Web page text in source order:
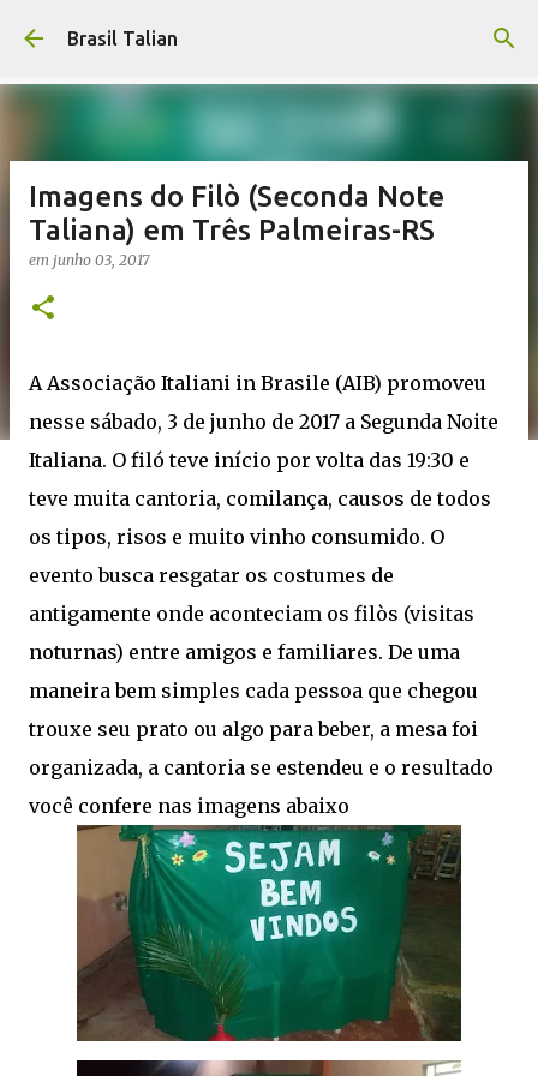
Pular para o conteúdo principal
Brasil Talian
Imagens do Filò (Seconda Note
Taliana) em Três Palmeiras-RS
em junho 03, 2017
A Associação Italiani in Brasile (AIB) promoveu
nesse sábado, 3 de junho de 2017 a Segunda Noite
Italiana. O filó teve início por volta das 19:30 e
teve muita cantoria, comilança, causos de todos
os tipos, risos e muito vinho consumido. O
evento busca resgatar os costumes de
antigamente onde aconteciam os filòs (visitas
noturnas) entre amigos e familiares. De uma
maneira bem simples cada pessoa que chegou
trouxe seu prato ou algo para beber, a mesa foi
organizada, a cantoria se estendeu e o resultado
você confere nas imagens abaixo